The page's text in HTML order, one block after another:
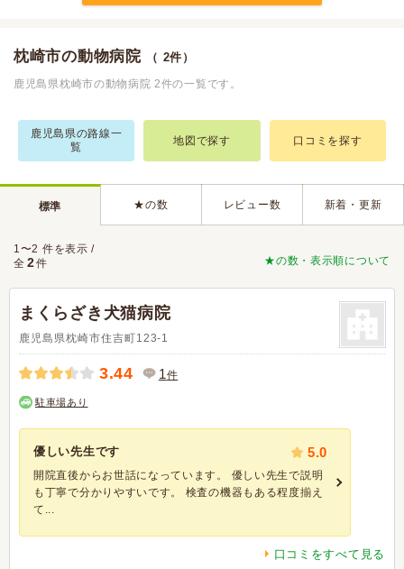
枕崎市の動物病院 （ 2件）
鹿児島県枕崎市の動物病院 2件の一覧です。
鹿児島県の路線一
覧
地図で探す 口コミを探す
標準 ★の数 レビュー数 新着・更新
★の数・表示順について
1〜2 件を表示 /
全 2件
まくらざき犬猫病院
鹿児島県枕崎市住吉町123-1
3.44 1件
駐車場あり
優しい先生です 5.0
開院直後からお世話になっています。 優しい先生で説明
も丁寧で分かりやすいです。 検査の機器もある程度揃え
て...
口コミをすべて見る